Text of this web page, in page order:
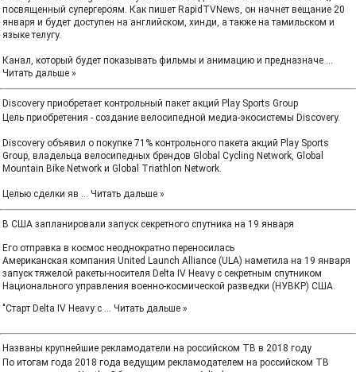
посвященный супергероям. Как пишет RapidTVNews, он начнет вещание 20
января и будет доступен на английском, хинди, а также на тамильском и
языке телугу.
Канал, который будет показывать фильмы и анимацию и предназначе ...
Читать дальше »
Discovery приобретает контрольный пакет акций Play Sports Group
Цель приобретения - создание велосипедной медиа-экосистемы Discovery.
Discovery объявил о покупке 71% контрольного пакета акций Play Sports
Group, владельца велосипедных брендов Global Cycling Network, Global
Mountain Bike Network и Global Triathlon Network.
Целью сделки яв ... Читать дальше »
В США запланировали запуск секретного спутника на 19 января
Его отправка в космос неоднократно переносилась
Американская компания United Launch Alliance (ULA) наметила на 19 января
запуск тяжелой ракеты-носителя Delta IV Heavy с секретным спутником
Национального управления военно-космической разведки (НУВКР) США.
"Старт Delta IV Heavy с ... Читать дальше »
Названы крупнейшие рекламодатели на российском ТВ в 2018 году
По итогам года 2018 года ведущим рекламодателем на российском ТВ